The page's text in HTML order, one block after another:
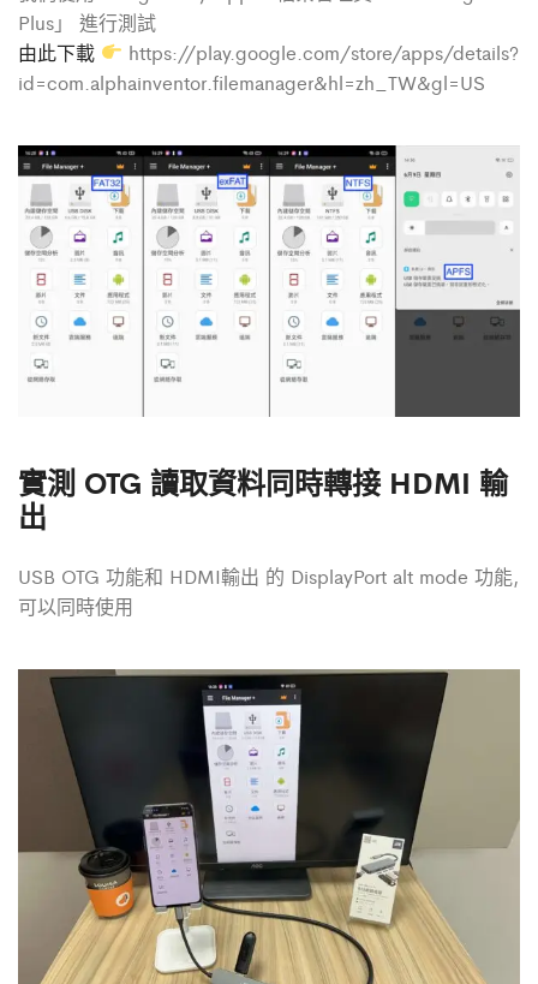
Plus」 進行測試
由此下載
https://play.google.com/store/apps/details?
id=com.alphainventor.filemanager&hl=zh_TW&gl=US
實測 OTG 讀取資料同時轉接 HDMI 輸
出
USB OTG 功能和 HDMI輸出 的 DisplayPort alt mode 功能,
可以同時使用